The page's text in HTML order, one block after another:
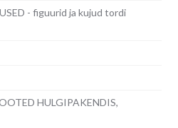
- figuurid ja kujud tordi
HULGIPAKENDIS,